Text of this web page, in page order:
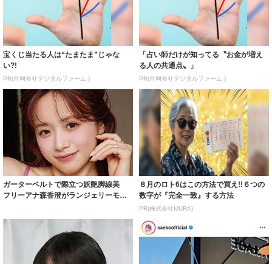
宝くじ当たる人は“たまたま”じゃな
い?!
PR(合同会社デジタルファーム )
「占い師だけが知ってる〝お金が増え
る人の共通点〟」
PR(合同会社デジタルファーム )
ガーターベルトで際立つ妖艶脚線美
フリーアナ森香澄がランジェリーモデ
８月のロト6はこの方法で買え!!６つの
数字が『完全一致』する方法
PR(株式会社MURA)